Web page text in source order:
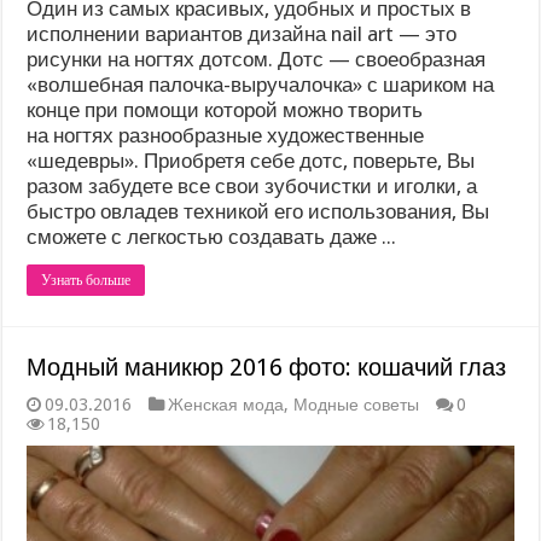
Один из самых красивых, удобных и простых в
исполнении вариантов дизайна nail art — это
рисунки на ногтях дотсом. Дотс — своеобразная
«волшебная палочка-выручалочка» с шариком на
конце при помощи которой можно творить
на ногтях разнообразные художественные
«шедевры». Приобретя себе дотс, поверьте, Вы
разом забудете все свои зубочистки и иголки, а
быстро овладев техникой его использования, Вы
сможете с легкостью создавать даже ...
Узнать больше
Модный маникюр 2016 фото: кошачий глаз
09.03.2016 Женская мода, Модные советы
0
18,150